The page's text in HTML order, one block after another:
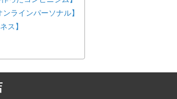
ラインパーソナル】
ス】